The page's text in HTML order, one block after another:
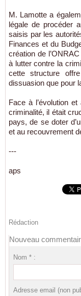
M. Lamotte a
légale de procéder
saisis par les
Finances et du
création de
à lutter contre la
cette structure
dissuasion que pour
Face à l’évolution
criminalité, il était
pays, de se doter
et au recouvrement
---
aps
Rédaction
Nouveau
Nom * :
Adresse email (non